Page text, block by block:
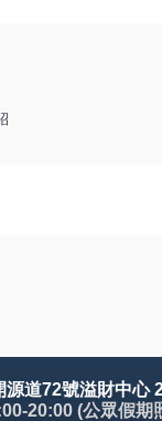
源道72號溢財中心
20:00 (公眾假期